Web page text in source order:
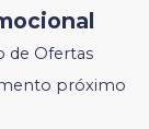
de Ofertas
próximo